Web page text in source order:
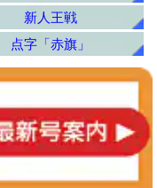
新人王戦
点字「赤旗」